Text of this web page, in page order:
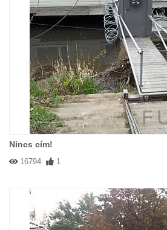
Nincs cím!
16794 1